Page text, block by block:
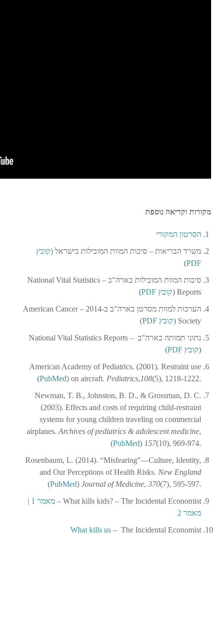
מקורות וקריאה נוספת
הסרטון המקורי
משרד הבריאות – סיבות המוות המובילות בישראל (קובץ
PDF
)
סיבות המוות המובילות בארה"ב – National Vital Statistics
Reports ( קובץ PDF
)
הערכות למוות מסרטן בארה"ב ב-2014 – American Cancer
Society (
קובץ PDF
)
נתוני תמותה בארה"ב – National Vital Statistics Reports
(קובץ PDF
)
American Academy of Pediatrics. (2001). Restraint use
on aircraft. Pediatrics,108(5), 1218-1222.
‏ (
PubMed
)
Newman, T. B., Johnston, B. D., & Grossman, D. C.
(2003). Effects and costs of requiring child-restraint
systems for young children traveling on commercial
airplanes. Archives of pediatrics & adolescent medicine,
157(10), 969-974.
‏ (
PubMed
)
Rosenbaum, L. (2014). “Misfearing”—Culture, Identity,
and Our Perceptions of Health Risks. New England
Journal of Medicine, 370(7), 595-597.
‏ (
PubMed
)
What kills kids? – The Incidental Economist –
מאמר 1
|
מאמר 2
What kills us– The Incidental Economist